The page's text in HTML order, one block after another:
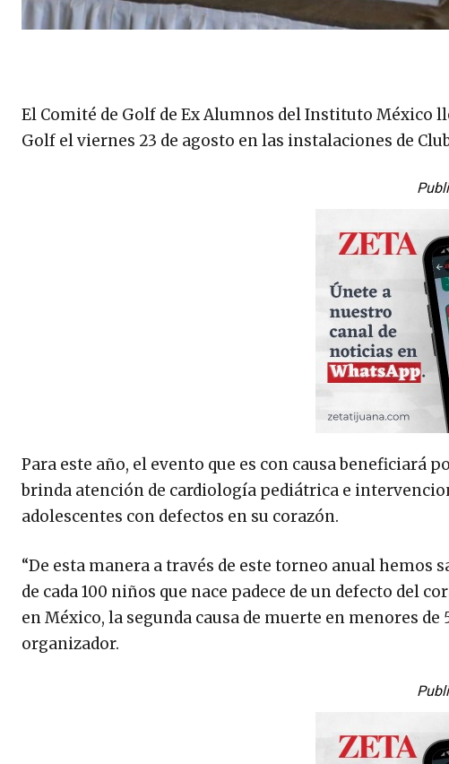
El Comité de Golf de Ex Alumnos del Instituto México
Golf el viernes 23 de agosto en las instalaciones de
Para este año, el evento que es con causa beneficiará
brinda atención de cardiología pediátrica e
adolescentes con defectos en su corazón.
“De esta manera a través de este torneo anual hemos
de cada 100 niños que nace padece de un defecto del
en México, la segunda causa de muerte en menores
organizador.